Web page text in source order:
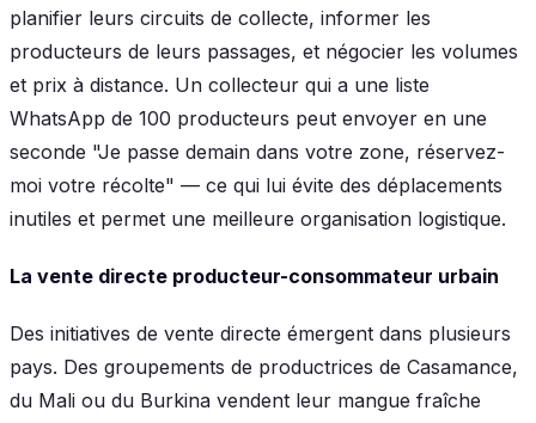
planifier leurs circuits de collecte, informer les
producteurs de leurs passages, et négocier les volumes
et prix à distance. Un collecteur qui a une liste
WhatsApp de 100 producteurs peut envoyer en une
seconde "Je passe demain dans votre zone, réservez-
moi votre récolte" — ce qui lui évite des déplacements
inutiles et permet une meilleure organisation logistique.
La vente directe producteur-consommateur urbain
Des initiatives de vente directe émergent dans plusieurs
pays. Des groupements de productrices de Casamance,
du Mali ou du Burkina vendent leur mangue fraîche